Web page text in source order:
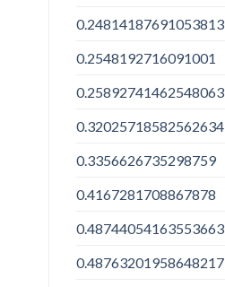
0.24814187691053813
0.2548192716091001
0.25892741462548063
0.32025718582562634
0.3356626735298759
0.4167281708867878
0.48744054163553663
0.48763201958648217